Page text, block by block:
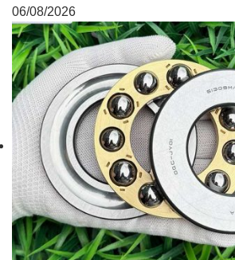
06/08/2026